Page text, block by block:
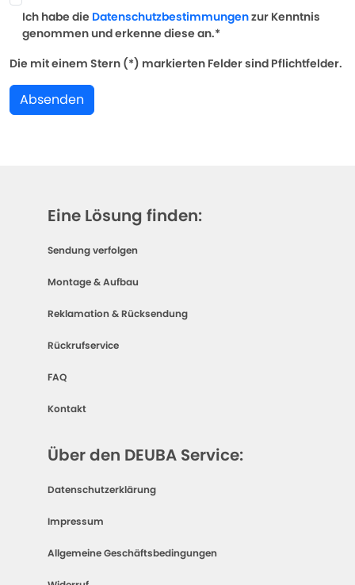
Ich habe die Datenschutzbestimmungenzur Kenntnis
genommen und erkenne diese an.*
Die mit einem Stern (*) markierten Felder sind Pflichtfelder.
Absenden
Eine Lösung finden:
Sendung verfolgen
Montage & Aufbau
Reklamation & Rücksendung
Rückrufservice
FAQ
Kontakt
Über den DEUBA Service:
Datenschutzerklärung
Impressum
Allgemeine Geschäftsbedingungen